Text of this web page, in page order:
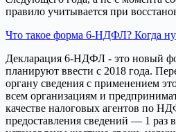
правило учитывается при
Что такое форма 6-НДФЛ? Когда
Декларация 6-НДФЛ - это новый
планируют ввести с 2018 года.
органу сведения с применением
всем организациям и
качестве налоговых агентов по
предоставления сведений — 1 раз